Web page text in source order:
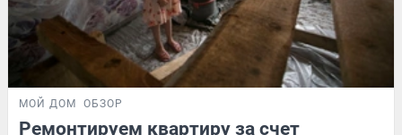
МОЙ ДОМ ОБЗОР
Ремонтируем квартиру за счет